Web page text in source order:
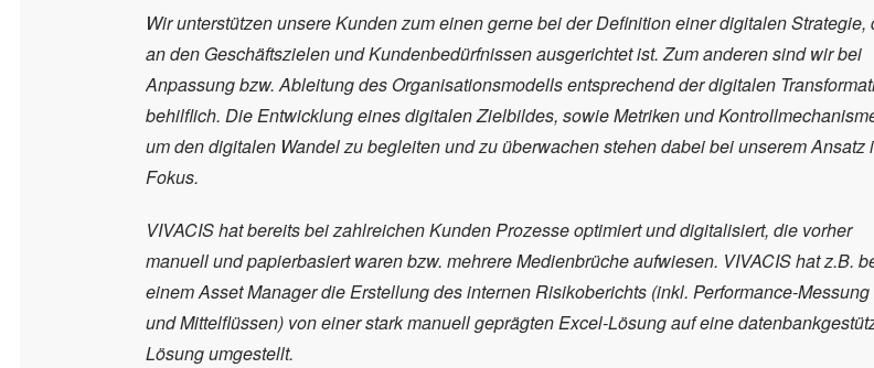
Wir unterstützen unsere Kunden zum einen gerne bei der Definition einer digitalen Strategie,
an den Geschäftszielen und Kundenbedürfnissen ausgerichtet ist. Zum anderen sind wir bei
Anpassung bzw. Ableitung des Organisationsmodells entsprechend der digitalen
behilflich. Die Entwicklung eines digitalen Zielbildes, sowie Metriken und
um den digitalen Wandel zu begleiten und zu überwachen stehen dabei bei unserem Ansatz
Fokus.
VIVACIS hat bereits bei zahlreichen Kunden Prozesse optimiert und digitalisiert, die vorher
manuell und papierbasiert waren bzw. mehrere Medienbrüche aufwiesen. VIVACIS hat z.B.
einem Asset Manager die Erstellung des internen Risikoberichts (inkl. Performance-Messung
und Mittelflüssen) von einer stark manuell geprägten Excel-Lösung auf eine
Lösung umgestellt.